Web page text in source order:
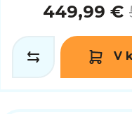
449,99 €
V